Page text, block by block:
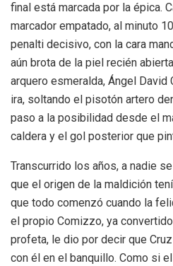
final está marcada por la épica.
marcador empatado, al minuto
penalti decisivo, con la cara
aún brota de la piel recién
arquero esmeralda, Ángel
ira, soltando el pisotón artero
paso a la posibilidad desde el
caldera y el gol posterior que
Transcurrido los años, a nadie
que el origen de la maldición
que todo comenzó cuando la
el propio Comizzo, ya
profeta, le dio por decir que
con él en el banquillo. Como si